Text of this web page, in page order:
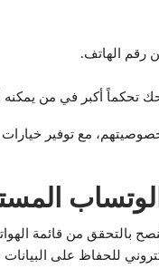
رقم الهاتف.
تحكماً أكبر في من
مع توفير خيارات
بالتحقق من قائمة
للحفاظ على البيانات